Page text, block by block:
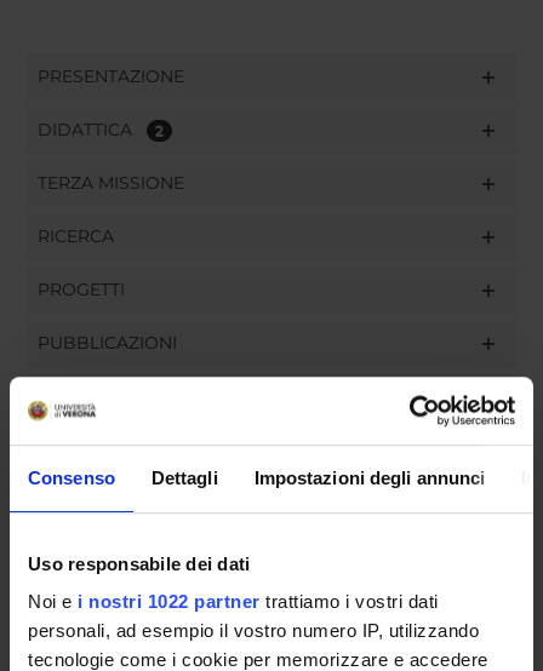
Consenso Dettagli Impostazioni degli annunci
Uso responsabile dei dati
Noi e i nostri 1022 partner trattiamo i vostri dati
personali, ad esempio il vostro numero IP, utilizzando
tecnologie come i cookie per memorizzare e accedere
PRESENTAZIONE
DIDATTICA 2
TERZA MISSIONE
RICERCA
PROGETTI
PUBBLICAZIONI
INCARICHI
GOVERNANCE
COMMISSIONI